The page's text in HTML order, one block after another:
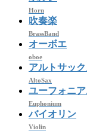
Horn
吹奏楽
BrassBand
オーボエ
oboe
アルトサッ
AltoSax
ユーフォニア
Euphonium
バイオリン
Violin